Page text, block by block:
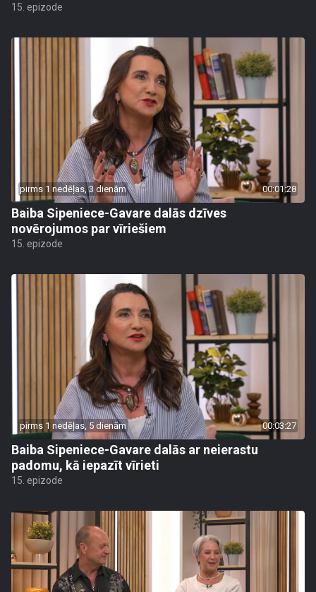
15. epizode
pirms 1 nedēļas, 3 dienām 00:01:28
Baiba Sipeniece-Gavare dalās dzīves
novērojumos par vīriešiem
15. epizode
pirms 1 nedēļas, 5 dienām 00:03:27
Baiba Sipeniece-Gavare dalās ar neierastu
padomu, kā iepazīt vīrieti
15. epizode